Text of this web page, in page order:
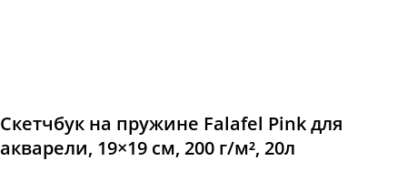
Скетчбук на пружине Falafel Pink для
акварели, 19×19 см, 200 г/м², 20л